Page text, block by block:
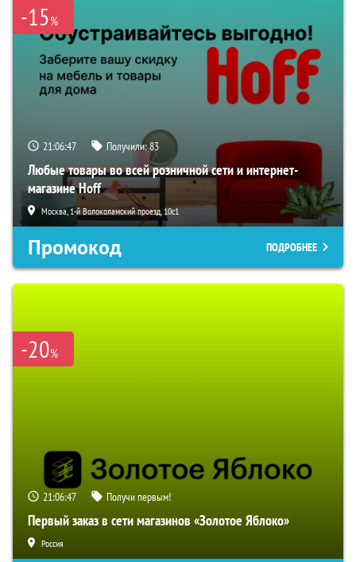
-15%
21:06:46 Получили:83
Любые товары во всей розничной сети и интернет-
магазине Hoff
Москва, 1-й Волоколамский проезд, 10с1
Промокод ПОДРОБНЕЕ
-20%
21:06:46 Получи первым!
Первый заказ в сети магазинов «Золотое Яблоко»
Россия